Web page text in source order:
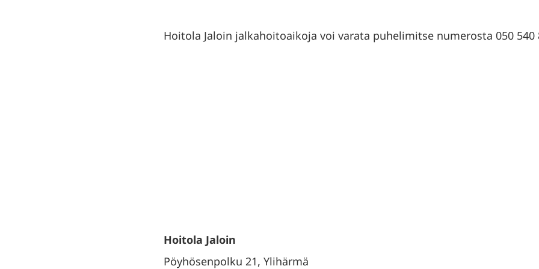
Hoitola Jaloin jalkahoitoaikoja voi varata puhelimitse numerosta 050 540
Hoitola Jaloin
Pöyhösenpolku 21, Ylihärmä